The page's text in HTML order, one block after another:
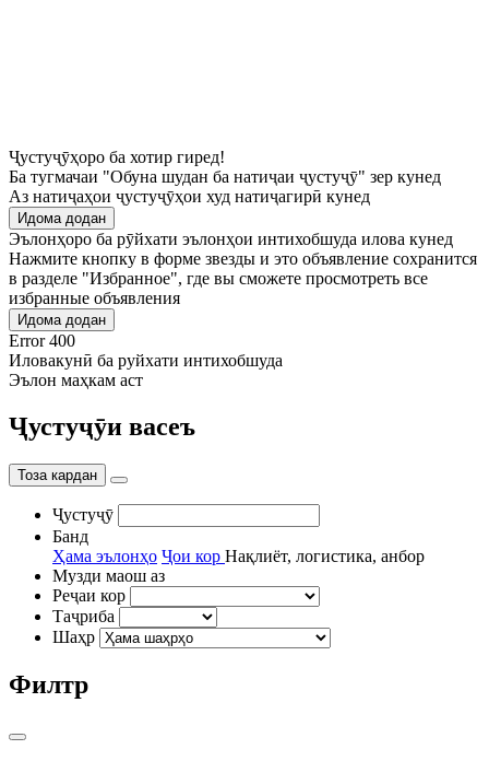
Ҷустуҷӯҳоро ба хотир гиред!
Ба тугмачаи "Обуна шудан ба натиҷаи ҷустуҷӯ" зер кунед
Аз натиҷаҳои ҷустуҷӯҳои худ натиҷагирӣ кунед
Идома додан
Эълонҳоро ба рӯйхати эълонҳои интихобшуда илова кунед
Нажмите кнопку в форме звезды и это объявление сохранится
в разделе "Избранное", где вы сможете просмотреть все
избранные объявления
Идома додан
Error 400
Иловакунӣ ба руйхати интихобшуда
Эълон маҳкам аст
Ҷустуҷӯи васеъ
Тоза кардан
Ҷустуҷӯ
Банд
Ҳама эълонҳо Ҷои кор Нақлиёт, логистика, анбор
Музди маош аз
Реҷаи кор
Таҷриба
Шаҳр
Филтр